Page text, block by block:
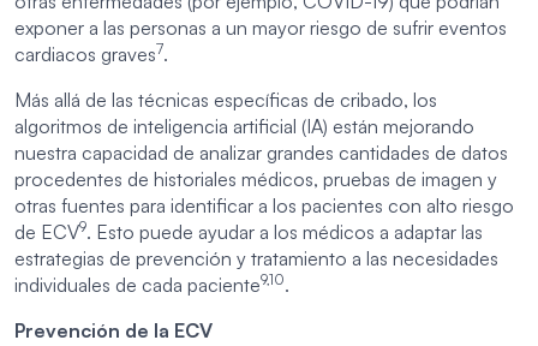
exponer a las personas a un mayor riesgo de sufrir eventos
cardiacos graves7.
Más allá de las técnicas específicas de cribado, los
algoritmos de inteligencia artificial (IA) están mejorando
nuestra capacidad de analizar grandes cantidades de datos
procedentes de historiales médicos, pruebas de imagen y
otras fuentes para identificar a los pacientes con alto riesgo
de ECV9. Esto puede ayudar a los médicos a adaptar las
estrategias de prevención y tratamiento a las necesidades
individuales de cada paciente9,10.
Prevención de la ECV